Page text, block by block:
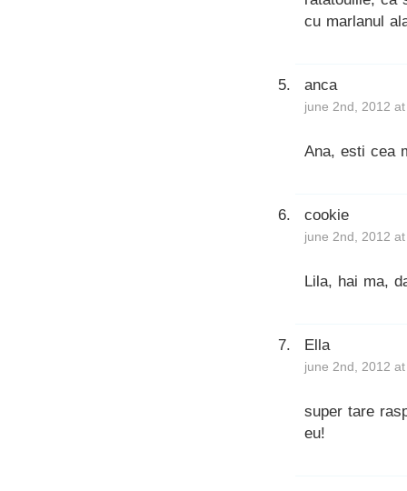
cu marlanul
anca
june 2nd, 2012
Ana, esti cea
cookie
june 2nd, 2012
Lila, hai ma,
Ella
june 2nd, 2012
super tare
eu!